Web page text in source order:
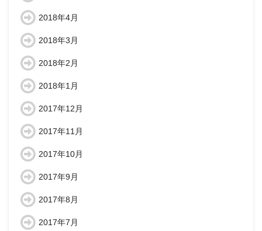
2018年4月
2018年3月
2018年2月
2018年1月
2017年12月
2017年11月
2017年10月
2017年9月
2017年8月
2017年7月